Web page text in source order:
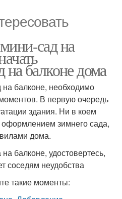
сад на
на балконе дома
на балконе, необходимо
В первую очередь
здания. Ни в коем
оформлением зимнего сада,
дома.
балконе, удостовертесь,
соседям неудобства
такие моменты: